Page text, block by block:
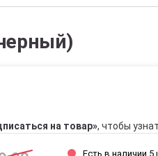
на товар», чтобы
Есть в наличии 5